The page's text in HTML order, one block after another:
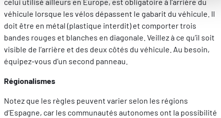
Améliorer votre expérience utilisateur, en personnalisant
vos fonctionnalités et en se souvenant de vos choix.
Mesurer l'audience en suivant le nombre de visiteurs et
comprenant comment vous arrivez sur notre site.
Proposer des offres et services personnalisés et en
les performances. Partager des informations avec les
hébergé sur un site externe.
véhicule lorsque les vélos dépassent le gabarit du véhicule. Il
doit être en métal (plastique interdit) et comporter trois
bandes rouges et blanches en diagonale. Veillez à ce qu’il soit
visible de l’arrière et des deux côtés du véhicule. Au besoin,
équipez-vous d’un second panneau.
Régionalismes
Notez que les règles peuvent varier selon les régions
d’Espagne, car les communautés autonomes ont la possibilité